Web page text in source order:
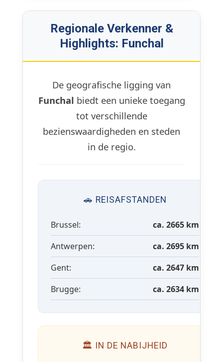
Regionale Verkenner &
Highlights: Funchal
De geografische ligging van
Funchal biedt een unieke toegang
tot verschillende
bezienswaardigheden en steden
in de regio.
🚗 REISAFSTANDEN
Brussel:
ca. 2665 km
Antwerpen:
ca. 2695 km
Gent:
ca. 2647 km
Brugge:
ca. 2634 km
🏛 IN DE NABIJHEID